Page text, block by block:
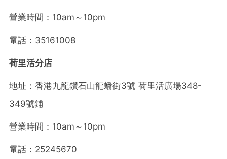
營業時間：10am～10pm
電話：35161008
荷里活分店
地址：香港九龍鑽石山龍蟠街3號 荷里活廣場348-
349號鋪
營業時間：10am～10pm
電話：25245670